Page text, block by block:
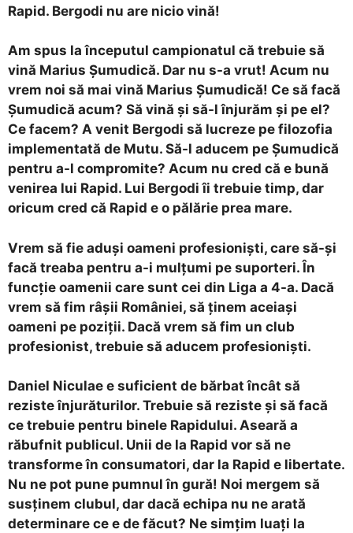
Rapid. Bergodi nu are nicio vină!
Am spus la începutul campionatul că trebuie să
vină Marius Șumudică. Dar nu s-a vrut! Acum nu
vrem noi să mai vină Marius Șumudică! Ce să facă
Șumudică acum? Să vină și să-l înjurăm și pe el?
Ce facem? A venit Bergodi să lucreze pe filozofia
implementată de Mutu. Să-l aducem pe Șumudică
pentru a-l compromite? Acum nu cred că e bună
venirea lui Rapid. Lui Bergodi îi trebuie timp, dar
oricum cred că Rapid e o pălărie prea mare.
Vrem să fie aduși oameni profesioniști, care să-și
facă treaba pentru a-i mulțumi pe suporteri. În
funcție oamenii care sunt cei din Liga a 4-a. Dacă
vrem să fim râșii României, să ținem aceiași
oameni pe poziții. Dacă vrem să fim un club
profesionist, trebuie să aducem profesioniști.
Daniel Niculae e suficient de bărbat încât să
reziste înjurăturilor. Trebuie să reziste și să facă
ce trebuie pentru binele Rapidului. Aseară a
răbufnit publicul. Unii de la Rapid vor să ne
transforme în consumatori, dar la Rapid e libertate.
Nu ne pot pune pumnul în gură! Noi mergem să
susținem clubul, dar dacă echipa nu ne arată
determinare ce e de făcut? Ne simțim luați la